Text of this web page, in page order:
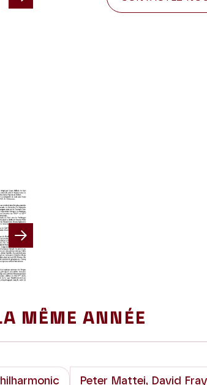
MÊME ANNÉE
Peter Mattei, David